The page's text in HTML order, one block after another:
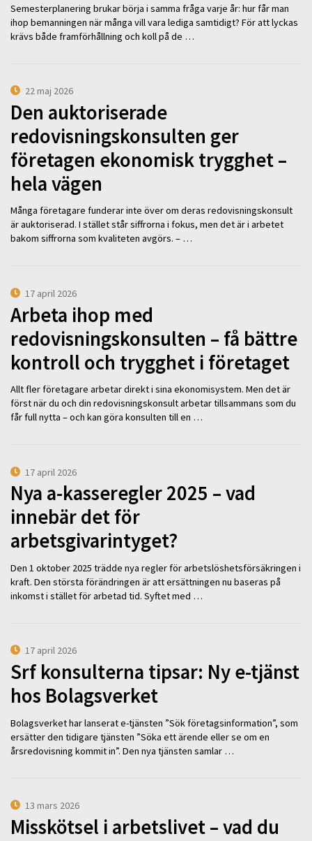
Semesterplanering brukar börja i samma fråga varje år: hur får man
ihop bemanningen när många vill vara lediga samtidigt? För att lyckas
krävs både framförhållning och koll på de …
22 maj 2026
Den auktoriserade
redovisningskonsulten ger
företagen ekonomisk trygghet –
hela vägen
Många företagare funderar inte över om deras redovisningskonsult
är auktoriserad. I stället står siffrorna i fokus, men det är i arbetet
bakom siffrorna som kvaliteten avgörs. – …
17 april 2026
Arbeta ihop med
redovisningskonsulten – få bättre
kontroll och trygghet i företaget
Allt fler företagare arbetar direkt i sina ekonomisystem. Men det är
först när du och din redovisningskonsult arbetar tillsammans som du
får full nytta – och kan göra konsulten till en …
17 april 2026
Nya a-kasseregler 2025 – vad
innebär det för
arbetsgivarintyget?
Den 1 oktober 2025 trädde nya regler för arbetslöshetsförsäkringen i
kraft. Den största förändringen är att ersättningen nu baseras på
inkomst i stället för arbetad tid. Syftet med …
17 april 2026
Srf konsulterna tipsar: Ny e-tjänst
hos Bolagsverket
Bolagsverket har lanserat e-tjänsten ”Sök företagsinformation”, som
ersätter den tidigare tjänsten ”Söka ett ärende eller se om en
årsredovisning kommit in”. Den nya tjänsten samlar …
13 mars 2026
Misskötsel i arbetslivet – vad du